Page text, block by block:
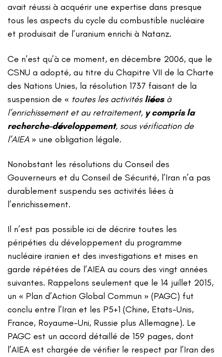
avait réussi à acquérir une expertise dans presque
tous les aspects du cycle du combustible nucléaire
et produisait de l’uranium enrichi à Natanz.
Ce n’est qu’à ce moment, en décembre 2006, que le
CSNU a adopté, au titre du Chapitre VII de la Charte
des Nations Unies, la résolution 1737 faisant de la
suspension de « toutes les activités liéesà
l’enrichissement et au retraitement, y compris la
recherche-développement, sous vérification de
l’AIEA » une obligation légale.
Nonobstant les résolutions du Conseil des
Gouverneurs et du Conseil de Sécurité, l’Iran n’a pas
durablement suspendu ses activités liées à
l’enrichissement.
Il n’est pas possible ici de décrire toutes les
péripéties du développement du programme
nucléaire iranien et des investigations et mises en
garde répétées de l’AIEA au cours des vingt années
suivantes. Rappelons seulement que le 14 juillet 2015,
un « Plan d’Action Global Commun » (PAGC) fut
conclu entre l’Iran et les P5+1 (Chine, Etats-Unis,
France, Royaume-Uni, Russie plus Allemagne). Le
PAGC est un accord détaillé de 159 pages, dont
l’AIEA est chargée de vérifier le respect par l’Iran des